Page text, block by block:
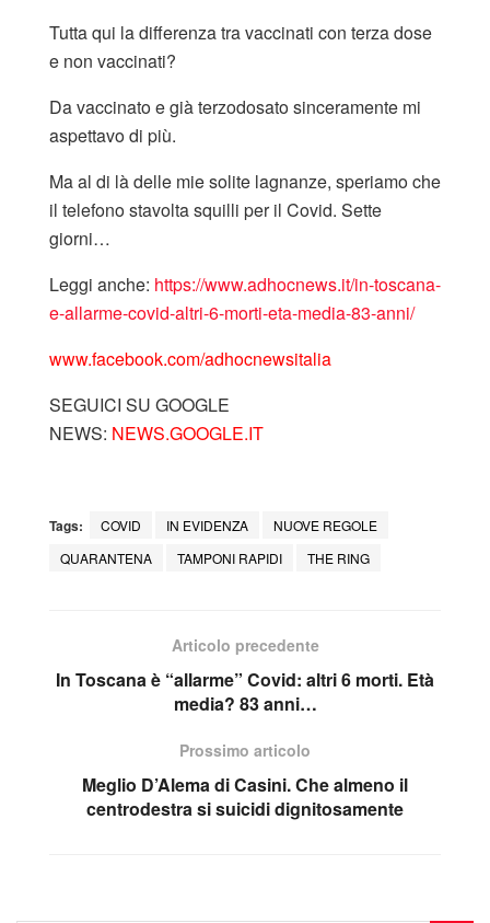
Tutta qui la differenza tra vaccinati con terza dose
e non vaccinati?
Da vaccinato e già terzodosato sinceramente mi
aspettavo di più.
Ma al di là delle mie solite lagnanze, speriamo che
il telefono stavolta squilli per il Covid. Sette
giorni…
Leggi anche: https://www.adhocnews.it/in-toscana-
e-allarme-covid-altri-6-morti-eta-media-83-anni/
www.facebook.com/adhocnewsitalia
SEGUICI SU GOOGLE
NEWS: NEWS.GOOGLE.IT
Tags: COVID IN EVIDENZA
NUOVE REGOLE
QUARANTENA
TAMPONI RAPIDI THE RING
Articolo precedente
In Toscana è “allarme” Covid: altri 6 morti. Età
media? 83 anni…
Prossimo articolo
Meglio D’Alema di Casini. Che almeno il
centrodestra si suicidi dignitosamente